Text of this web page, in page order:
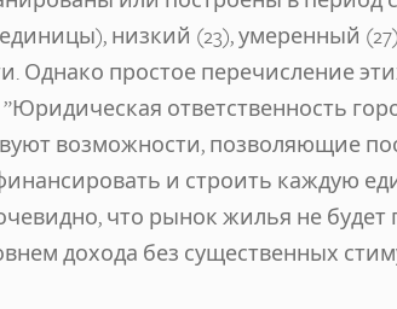
низкий (23), умеренный
Однако простое перечисление
ответственность
возможности, позволяющие
и строить каждую
что рынок жилья не
дохода без существенных